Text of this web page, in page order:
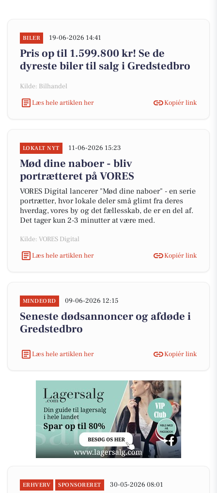
BILER 19-06-2026 14:41
Pris op til 1.599.800 kr! Se de
dyreste biler til salg i Gredstedbro
Kilde: Bilhandel
Læs hele artiklen her
Kopiér link
LOKALT NYT 11-06-2026 15:23
Mød dine naboer - bliv
portrætteret på VORES
VORES Digital lancerer "Mød dine naboer" - en serie
portrætter, hvor lokale deler små glimt fra deres
hverdag, vores by og det fællesskab, de er en del af.
Det tager kun 2-3 minutter at være med.
Kilde: VORES Digital
Læs hele artiklen her
Kopiér link
MINDEORD 09-06-2026 12:15
Seneste dødsannoncer og afdøde i
Gredstedbro
Læs hele artiklen her Kopiér link
ERHVERV SPONSORERET 30-05-2026 08:01